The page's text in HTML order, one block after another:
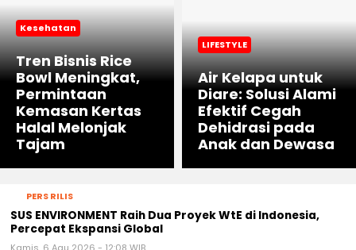
Kesehatan
Tren Bisnis Rice
Bowl Meningkat,
Permintaan
Kemasan Kertas
Halal Melonjak
Tajam
LIFESTYLE
Air Kelapa untuk
Diare: Solusi Alami
Efektif Cegah
Dehidrasi pada
Anak dan Dewasa
PERS RILIS
SUS ENVIRONMENT Raih Dua Proyek WtE di Indonesia,
Percepat Ekspansi Global